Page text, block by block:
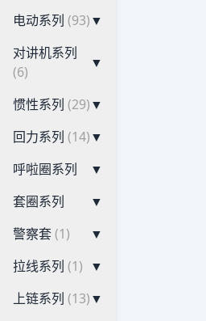
电动系列 (93)▼
对讲机系列
(6)
▼
惯性系列 (29)▼
回力系列 (14)▼
呼啦圈系列
▼
套圈系列
▼
警察套(1)
▼
拉线系列 (1) ▼
上链系列 (13)▼